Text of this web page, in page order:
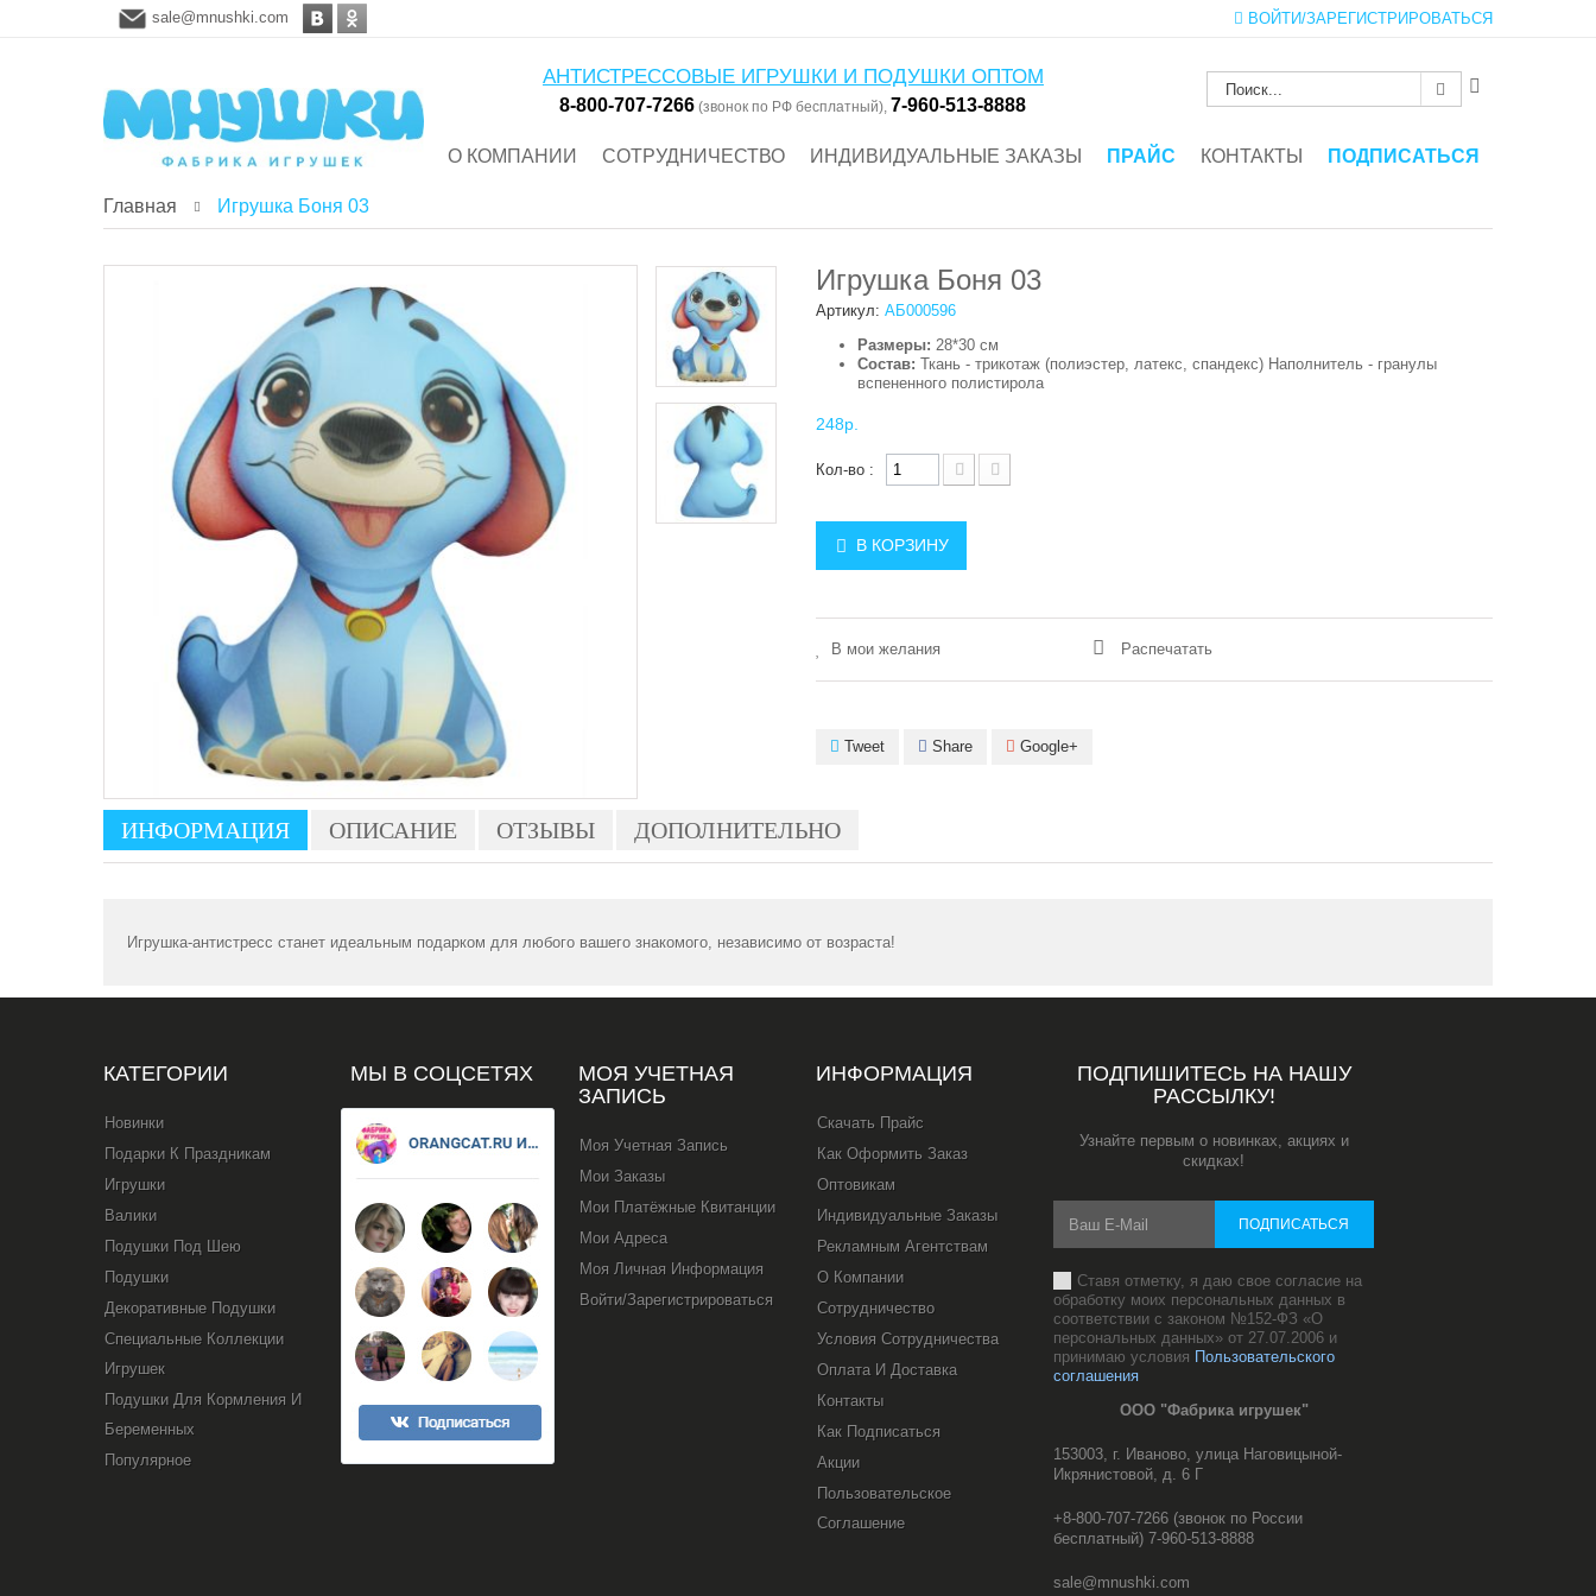
ВОЙТИ/ЗАРЕГИСТРИРОВАТЬСЯ
sale@mnushki.com
АНТИСТРЕССОВЫЕ ИГРУШКИ И ПОДУШКИ ОПТОМ
8-800-707-7266 (звонок по РФ бесплатный), 7-960-513-8888
О КОМПАНИИ СОТРУДНИЧЕСТВО ИНДИВИДУАЛЬНЫЕ ЗАКАЗЫ ПРАЙС КОНТАКТЫ ПОДПИСАТЬСЯ
Главная Игрушка Боня 03
Игрушка Боня 03
Артикул: АБ000596
Размеры: 28*30 см
Состав: Ткань - трикотаж (полиэстер, латекс, спандекс) Наполнитель - гранулы
вспененного полистирола
248р.
Кол-во :
В КОРЗИНУ
В мои желания Распечатать
Tweet Share Google+
ИНФОРМАЦИЯ ОПИСАНИЕ ОТЗЫВЫ ДОПОЛНИТЕЛЬНО
Игрушка-антистресс станет идеальным подарком для любого вашего знакомого, независимо от возраста!
КАТЕГОРИИ
Новинки
Подарки К Праздникам
Игрушки
Валики
Подушки Под Шею
Подушки
Декоративные Подушки
Специальные Коллекции
Игрушек
Подушки Для Кормления И
Беременных
Популярное
МЫ В СОЦСЕТЯХ
МОЯ УЧЕТНАЯ
ЗАПИСЬ
Моя Учетная Запись
Мои Заказы
Мои Платёжные Квитанции
Мои Адреса
Моя Личная Информация
Войти/Зарегистрироваться
ИНФОРМАЦИЯ
Скачать Прайс
Как Оформить Заказ
Оптовикам
Индивидуальные Заказы
Рекламным Агентствам
О Компании
Сотрудничество
Условия Сотрудничества
Оплата И Доставка
Контакты
Как Подписаться
Акции
Пользовательское
Соглашение
ПОДПИШИТЕСЬ НА НАШУ
РАССЫЛКУ!
Узнайте первым о новинках, акциях и
скидках!
Ставя отметку, я даю свое согласие на
обработку моих персональных данных в
соответствии с законом №152-ФЗ «О
персональных данных» от 27.07.2006 и
принимаю условия Пользовательского
соглашения
ПОДПИСАТЬСЯ
ООО "Фабрика игрушек"
153003, г. Иваново, улица Наговицыной-
Икрянистовой, д. 6 Г
+8-800-707-7266 (звонок по России
бесплатный) 7-960-513-8888
sale@mnushki.com